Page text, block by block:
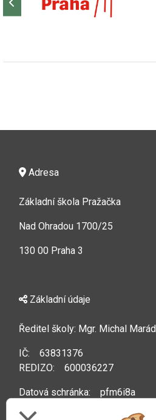
Adresa
Základní škola Pražačka
Nad Ohradou 1700/25
130 00 Praha 3
Základní údaje
Ředitel školy: Mgr. Michal Marád
IČ: 63831376
REDIZO: 600036227
Datová schránka: pfm6i8a